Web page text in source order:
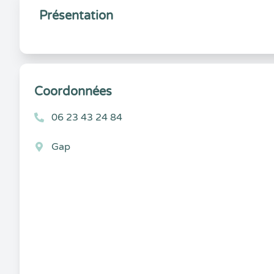
Présentation
Coordonnées
06 23 43 24 84
Gap